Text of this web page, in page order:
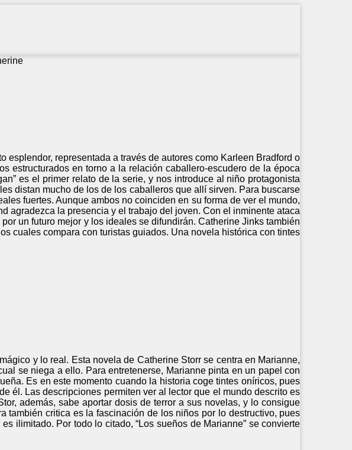
representada a través de autores como Karleen Bradford o
estructurados en torno a la relación caballero-escudero de la época
es el primer relato de la serie, y nos introduce al niño protagonista
distan mucho de los de los caballeros que allí sirven. Para buscarse
fuertes. Aunque ambos no coinciden en su forma de ver el mundo,
agradezca la presencia y el trabajo del joven. Con el inminente ataca
un futuro mejor y los ideales se difundirán. Catherine Jinks también
cuales compara con turistas guiados. Una novela histórica con tintes
y lo real. Esta novela de Catherine Storr se centra en Marianne,
se niega a ello. Para entretenerse, Marianne pinta en un papel con
Es en este momento cuando la historia coge tintes oníricos, pues
él. Las descripciones permiten ver al lector que el mundo descrito es
además, sabe aportar dosis de terror a sus novelas, y lo consigue
también critica es la fascinación de los niños por lo destructivo, pues
ilimitado. Por todo lo citado, “Los sueños de Marianne” se convierte